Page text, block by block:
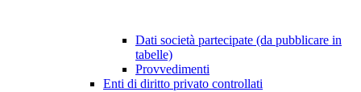
Dati società partecipate (da pubblicare in
tabelle)
Provvedimenti
Enti di diritto privato controllati